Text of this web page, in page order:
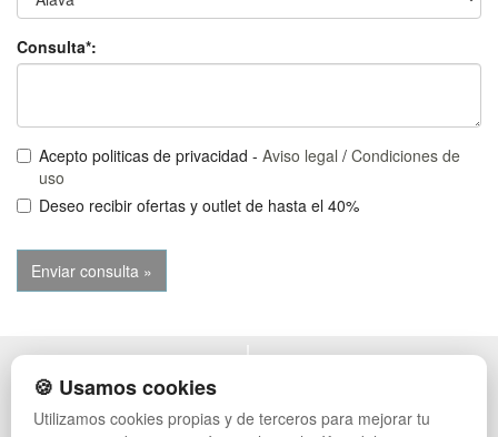
Consulta*:
Acepto politicas de privacidad - Aviso legal / Condiciones de
uso
Deseo recibir ofertas y outlet de hasta el 40%
POLÍTICA DE PRIVACIDAD
CONDICIONES DE USO
CAMBIOS Y DEVOLUCIONES
MUEBLES VINTAGE
🍪 Usamos cookies
Utilizamos cookies propias y de terceros para mejorar tu